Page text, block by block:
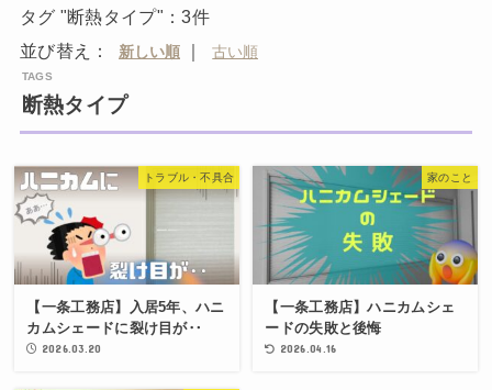
タグ "断熱タイプ"：3件
並び替え：
｜
断熱タイプ
トラブル・不具合
【一条工務店】入居5年、ハニ
カムシェードに裂け目が‥
2026.03.20
家のこと
【一条工務店】ハニカムシェ
ードの失敗と後悔
2026.04.16